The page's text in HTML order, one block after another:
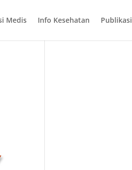
Medis Info Kesehatan Publikasi